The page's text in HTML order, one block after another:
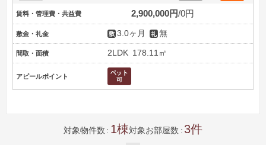
賃料・管理費・共益費 2,900,000円 0円
敷金・礼金 3.0ヶ月 無
間取・面積 2LDK 178.11㎡
アピールポイント
対象物件数 1 対象お部屋数 3